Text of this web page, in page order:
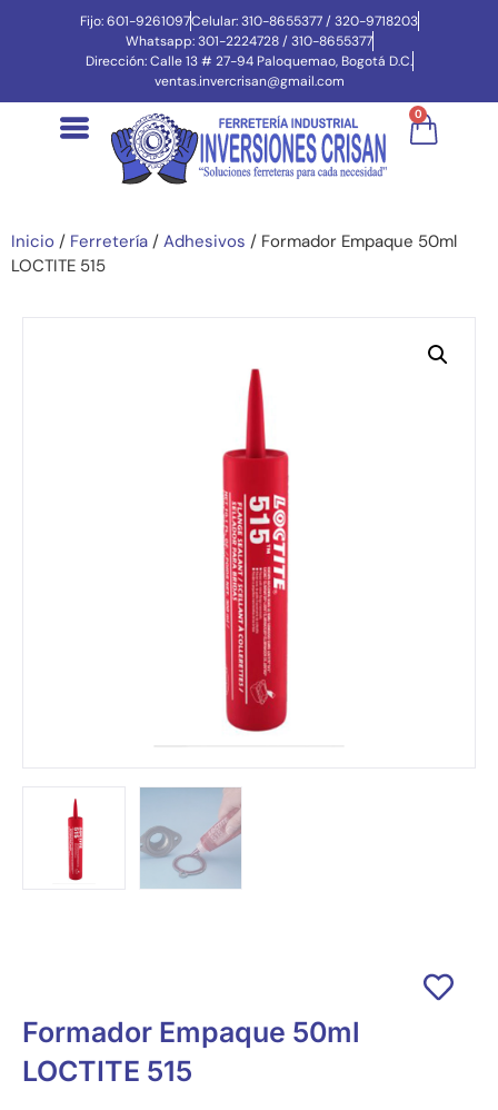
Fijo: 601-9261097Celular: 310-8655377 / 320-9718203
Whatsapp: 301-2224728 / 310-8655377
Dirección: Calle 13 # 27-94 Paloquemao, Bogotá D.C.
ventas.invercrisan@gmail.com
0
Inicio / Ferretería / Adhesivos / Formador Empaque 50ml
LOCTITE 515
Formador Empaque 50ml
LOCTITE 515